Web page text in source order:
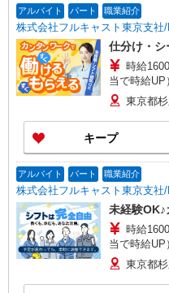
アルバイト パート 職業紹介
株式会社フルキャスト東京支社
仕分け・シ
時給
東京都
キープ
アルバイト パート 職業紹介
株式会社フルキャスト東京支社
未経験OK♪
時給
東京都